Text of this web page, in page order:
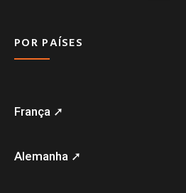
POR PAÍSES
França ➚
Alemanha ➚